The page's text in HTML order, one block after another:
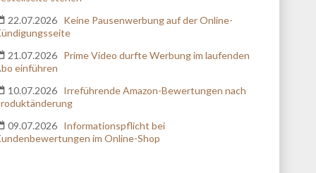
Einwilligung zur Nutzung meiner Telefonnummer
bzw. E-Mail-Adresse kann ich jederzeit für die
Zukunft widerrufen, indem ich z. B. eine E-Mail an
datenschutzbeauftragter@kanzlei.biz
Datenschutzerklärung.
22.07.2026 Keine Pausenwerbung auf der Online-
21.07.2026 Prime Video durfte Werbung im laufenden
einführen
10.07.2026 Irreführende Amazon-Bewertungen nach
09.07.2026 Informationspflicht bei
im Online-Shop